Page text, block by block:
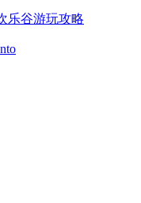
乐谷游玩攻略